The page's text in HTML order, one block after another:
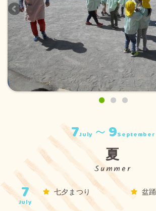
7July ～9September
夏
Summer
7
July
七夕まつり 盆